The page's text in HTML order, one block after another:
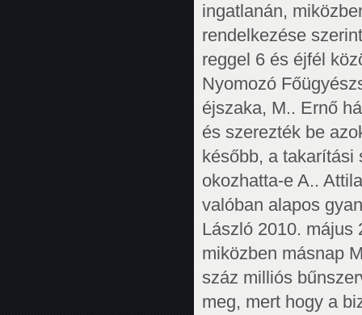
ingatlanán,
rendelkezése
reggel 6 és éjfél
Nyomozó
éjszaka, M.. Ernő
és szerezték be
később, a takarítási
okozhatta-e A..
valóban alapos
László 2010. május
miközben másnap
száz milliós
meg, mert hogy a